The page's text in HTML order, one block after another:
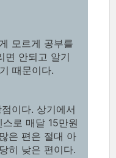
모르게 공부를
면 안되고 알기
때문이다.
이다. 상기에서
로 매달 15만원
은 편은 절대 아
히 낮은 편이다.